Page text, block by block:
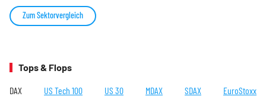
Zum Sektorvergleich
Tops & Flops
DAX US Tech 100 US 30 MDAX SDAX EuroStoxx